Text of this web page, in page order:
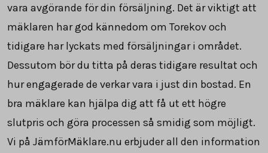
vara avgörande för din försäljning. Det är viktigt att
mäklaren har god kännedom om Torekov och
tidigare har lyckats med försäljningar i området.
Dessutom bör du titta på deras tidigare resultat och
hur engagerade de verkar vara i just din bostad. En
bra mäklare kan hjälpa dig att få ut ett högre
slutpris och göra processen så smidig som möjligt.
Vi på JämförMäklare.nu erbjuder all den information